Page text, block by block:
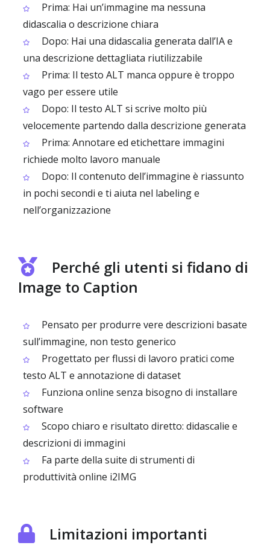
Prima: Hai un’immagine ma nessuna
didascalia o descrizione chiara
Dopo: Hai una didascalia generata dall’IA e
una descrizione dettagliata riutilizzabile
Prima: Il testo ALT manca oppure è troppo
vago per essere utile
Dopo: Il testo ALT si scrive molto più
velocemente partendo dalla descrizione generata
Prima: Annotare ed etichettare immagini
richiede molto lavoro manuale
Dopo: Il contenuto dell’immagine è riassunto
in pochi secondi e ti aiuta nel labeling e
nell’organizzazione
Perché gli utenti si fidano di
Image to Caption
Pensato per produrre vere descrizioni basate
sull’immagine, non testo generico
Progettato per flussi di lavoro pratici come
testo ALT e annotazione di dataset
Funziona online senza bisogno di installare
software
Scopo chiaro e risultato diretto: didascalie e
descrizioni di immagini
Fa parte della suite di strumenti di
produttività online i2IMG
Limitazioni importanti